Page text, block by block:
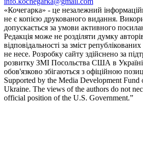
«Кочегарка» - це незалежний
не є копією друкованого видання.
допускається за умови активного
Редакція може не розділяти думку
відповідальності за зміст
не несе. Розробку сайту здійснено за
розвитку ЗМІ Посольства США в
обов'язково збігаються з офіційною
Supported by the Media Development Fund
Ukraine. The views of the authors do not
official position of the U.S. Government.”